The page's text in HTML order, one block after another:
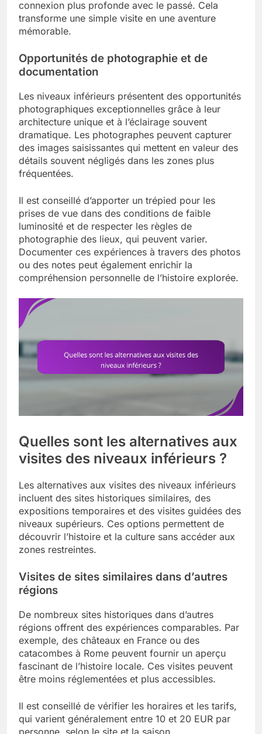
connexion plus profonde avec le passé. Cela
transforme une simple visite en une aventure
mémorable.
Opportunités de photographie et de
documentation
Les niveaux inférieurs présentent des opportunités
photographiques exceptionnelles grâce à leur
architecture unique et à l’éclairage souvent
dramatique. Les photographes peuvent capturer
des images saisissantes qui mettent en valeur des
détails souvent négligés dans les zones plus
fréquentées.
Il est conseillé d’apporter un trépied pour les
prises de vue dans des conditions de faible
luminosité et de respecter les règles de
photographie des lieux, qui peuvent varier.
Documenter ces expériences à travers des photos
ou des notes peut également enrichir la
compréhension personnelle de l’histoire explorée.
Quelles sont les alternatives aux
visites des niveaux inférieurs ?
Les alternatives aux visites des niveaux inférieurs
incluent des sites historiques similaires, des
expositions temporaires et des visites guidées des
niveaux supérieurs. Ces options permettent de
découvrir l’histoire et la culture sans accéder aux
zones restreintes.
Visites de sites similaires dans d’autres
régions
De nombreux sites historiques dans d’autres
régions offrent des expériences comparables. Par
exemple, des châteaux en France ou des
catacombes à Rome peuvent fournir un aperçu
fascinant de l’histoire locale. Ces visites peuvent
être moins réglementées et plus accessibles.
Il est conseillé de vérifier les horaires et les tarifs,
qui varient généralement entre 10 et 20 EUR par
personne, selon le site et la saison.